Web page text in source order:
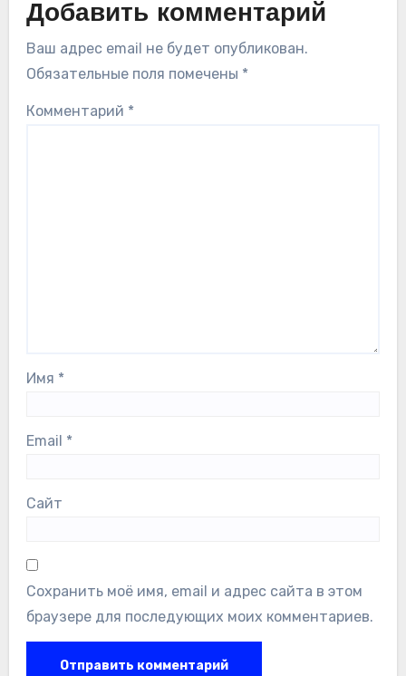
Добавить комментарий
Ваш адрес email не будет опубликован.
Обязательные поля помечены *
Комментарий *
Имя *
Email *
Сайт
Сохранить моё имя, email и адрес сайта в этом
браузере для последующих моих комментариев.